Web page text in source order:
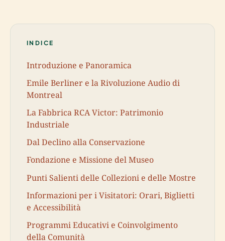
INDICE
Introduzione e Panoramica
Emile Berliner e la Rivoluzione Audio di
Montreal
La Fabbrica RCA Victor: Patrimonio
Industriale
Dal Declino alla Conservazione
Fondazione e Missione del Museo
Punti Salienti delle Collezioni e delle Mostre
Informazioni per i Visitatori: Orari, Biglietti
e Accessibilità
Programmi Educativi e Coinvolgimento
della Comunità